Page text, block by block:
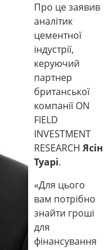
Про це заявив
аналітик
цементної
індустрії,
керуючий
партнер
британської
компанії ON
FIELD
INVESTMENT
RESEARCH Ясін
Туарі.
«Для цього
вам потрібно
знайти гроші
для
фінансування